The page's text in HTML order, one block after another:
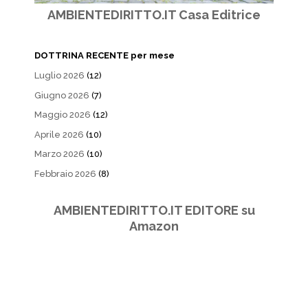
AMBIENTEDIRITTO.IT Casa Editrice
DOTTRINA RECENTE per mese
Luglio 2026 (12)
Giugno 2026 (7)
Maggio 2026 (12)
Aprile 2026 (10)
Marzo 2026 (10)
Febbraio 2026 (8)
AMBIENTEDIRITTO.IT EDITORE su
Amazon